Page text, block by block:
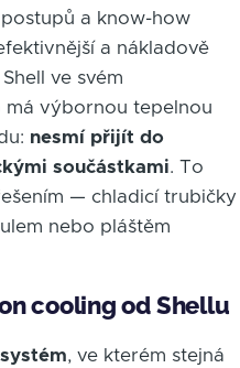
a know-how
a nákladově
ve svém
má výbornou tepelnou
nesmí přijít do
součástkami. To
— chladicí trubičky
nebo pláštěm
cooling od Shellu
, ve kterém stejná